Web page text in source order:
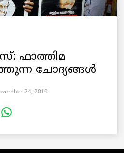
ഫാത്തിമ
ചോദ്യങ്ങൾ
24, 2019